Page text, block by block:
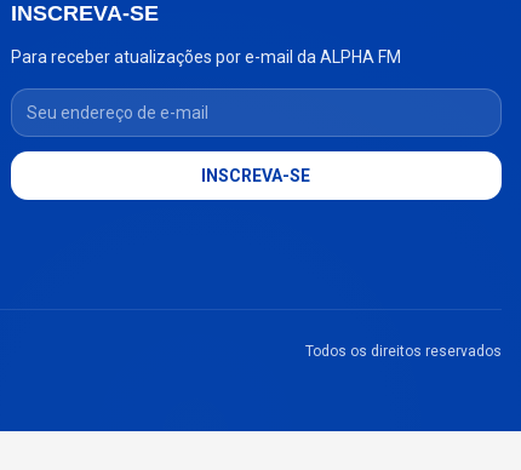
INSCREVA-SE
Para receber atualizações por e-mail da ALPHA FM
Seu endereço de e-mail
INSCREVA-SE
Todos os direitos reservados